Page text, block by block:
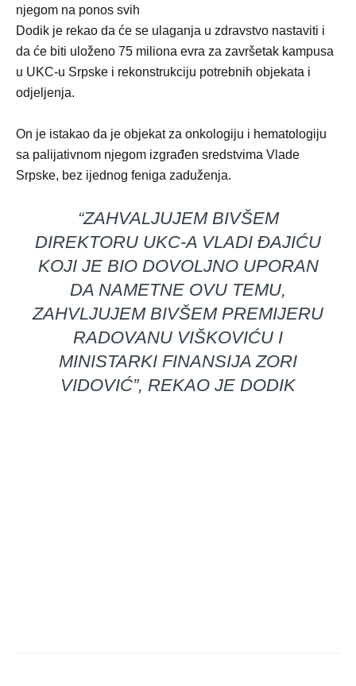
njegom na ponos svih
Dodik je rekao da će se ulaganja u zdravstvo nastaviti i
da će biti uloženo 75 miliona evra za završetak kampusa
u UKC-u Srpske i rekonstrukciju potrebnih objekata i
odjeljenja.
On je istakao da je objekat za onkologiju i hematologiju
sa palijativnom njegom izgrađen sredstvima Vlade
Srpske, bez ijednog feniga zaduženja.
“ZAHVALJUJEM BIVŠEM
DIREKTORU UKC-A VLADI ĐAJIĆU
KOJI JE BIO DOVOLJNO UPORAN
DA NAMETNE OVU TEMU,
ZAHVLJUJEM BIVŠEM PREMIJERU
RADOVANU VIŠKOVIĆU I
MINISTARKI FINANSIJA ZORI
VIDOVIĆ”, REKAO JE DODIK